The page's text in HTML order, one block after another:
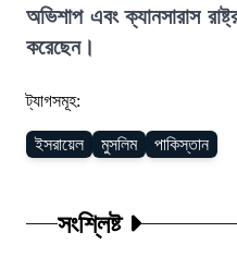
অভিশাপ এবং ক্যানসারাস
করেছেন।
ট্যাগসমূহ:
ইসরায়েল মুসলিম পাকিস্তান
সংশ্লিষ্ট